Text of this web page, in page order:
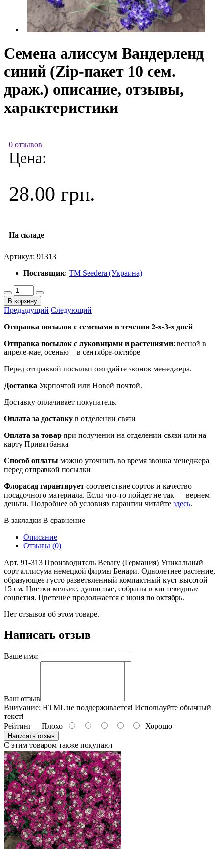
Семена алиссум Вандерленд
синий (Zip-пакет 10 сем.
драж.) описание, отзывы,
характеристики
0 отзывов
Цена:
28.00 грн.
На складе
Артикул: 91313
Поставщик: ТМ Seedera (Украина)
В корзину
Предыдущий Следующий
Отправка посылок с семенами в течении 2-х-3-х дней
Отправка посылок с луковицами и растениями: весной в
апреле-мае, осенью – в сентябре-октябре
Перед отправкой посылки ожидайте звонок менеджера.
Доставка Укрпочтой или Новой почтой.
Доставку оплачивает покупатель.
Оплата за доставку в отделении связи
Оплата за товар при получении на отделении связи или на
карту Приватбанка
Способ оплаты можно уточнить во время звонка менеджера
перед отправкой посылки
Флорасад гарантирует соответствие сортов и качество
посадочного материала. Если что-то пойдет не так — вернем
деньги. Подробнее об условиях гарантии читайте здесь.
В закладки В сравнение
Описание
Отзывы (0)
Арт. 91-313 Производитель Benary (Германия) Уникальный
сорт аллисума немецкой фирмы Бенари. Однолетнее растение,
образующее густо разветвленный компактный куст высотой
15 см. Цветки мелкие, душистые, собраны в кистевидные
соцветия. Цветение продолжается с июня по октябрь.
Нет отзывов об этом товаре.
Написать отзыв
Ваше имя:
Ваш отзыв
Внимание: HTML не поддерживается! Используйте обычный
текст!
Рейтинг Плохо Хорошо
Написать отзыв
С этим товаром также покупают